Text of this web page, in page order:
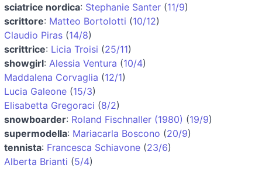
sciatrice nordica: Stephanie Santer (11/9)
scrittore: Matteo Bortolotti (10/12)
Claudio Piras (14/8)
scrittrice: Licia Troisi (25/11)
showgirl: Alessia Ventura (10/4)
Maddalena Corvaglia (12/1)
Lucia Galeone (15/3)
Elisabetta Gregoraci (8/2)
snowboarder: Roland Fischnaller (1980) (19/9)
supermodella: Mariacarla Boscono (20/9)
tennista: Francesca Schiavone (23/6)
Alberta Brianti (5/4)